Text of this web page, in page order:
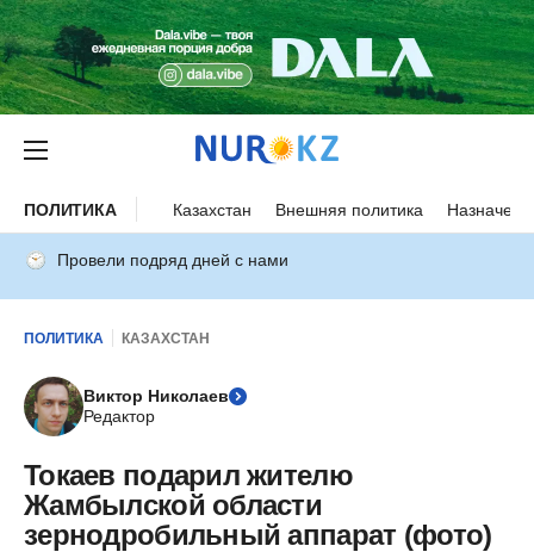
ПОЛИТИКА Казахстан Внешняя политика
Провели подряд дней с нами
ПОЛИТИКА КАЗАХСТАН
Виктор Николаев
Редактор
Токаев подарил жителю
Жамбылской области
зернодробильный аппарат (фото)